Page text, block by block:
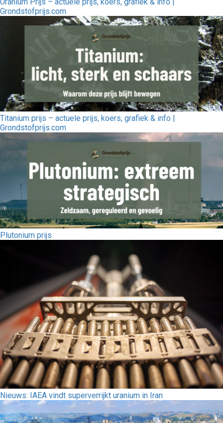
Grondstofprijs.com
Titanium prijs – actuele prijs, koers, grafiek & info |
Grondstofprijs.com
Plutonium prijs
Nieuws: IAEA vindt superverrijkt uranium in Iran